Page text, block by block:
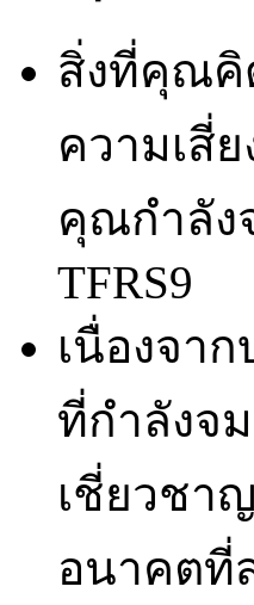
สิ่งที่คุณคิ
ความเสี่
คุณกำลัง
TFRS9
เนื่องจา
ที่กำลังจ
เชี่ยวชา
อนาคตที่